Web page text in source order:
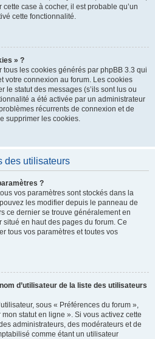
case à cocher, il est probable qu’un
cette fonctionnalité.
» ?
tous les cookies générés par phpBB 3.3 qui
votre connexion au forum. Les cookies
le statut des messages (s’ils sont lus ou
a été activée par un administrateur
récurrents de connexion et de
supprimer les cookies.
des utilisateurs
?
vos paramètres sont stockés dans la
les modifier depuis le panneau de
ce dernier se trouve généralement en
situé en haut des pages du forum. Ce
tous vos paramètres et toutes vos
d’utilisateur de la liste des utilisateurs
sous « Préférences du forum »,
statut en ligne ». Si vous activez cette
administrateurs, des modérateurs et de
comme étant un utilisateur